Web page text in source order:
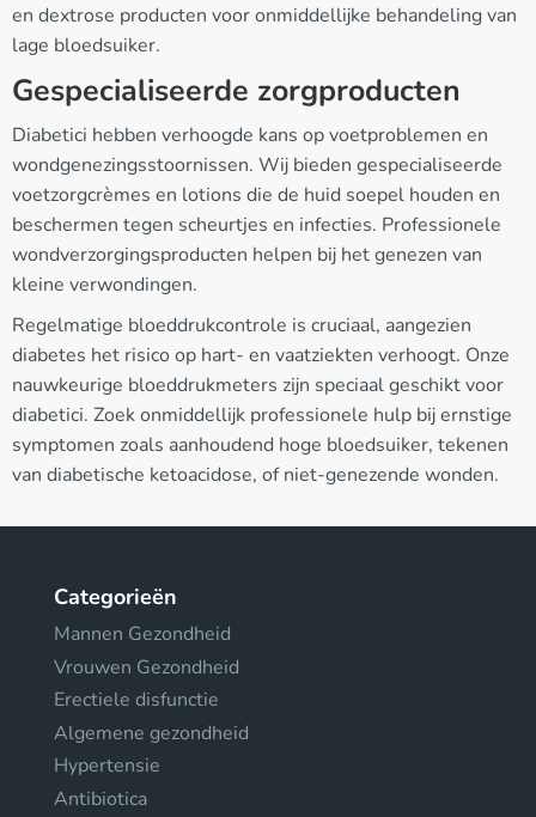
en dextrose producten voor onmiddellijke behandeling van
lage bloedsuiker.
Gespecialiseerde zorgproducten
Diabetici hebben verhoogde kans op voetproblemen en
wondgenezingsstoornissen. Wij bieden gespecialiseerde
voetzorgcrèmes en lotions die de huid soepel houden en
beschermen tegen scheurtjes en infecties. Professionele
wondverzorgingsproducten helpen bij het genezen van
kleine verwondingen.
Regelmatige bloeddrukcontrole is cruciaal, aangezien
diabetes het risico op hart- en vaatziekten verhoogt. Onze
nauwkeurige bloeddrukmeters zijn speciaal geschikt voor
diabetici. Zoek onmiddellijk professionele hulp bij ernstige
symptomen zoals aanhoudend hoge bloedsuiker, tekenen
van diabetische ketoacidose, of niet-genezende wonden.
Categorieën
Mannen Gezondheid
Vrouwen Gezondheid
Erectiele disfunctie
Algemene gezondheid
Hypertensie
Antibiotica